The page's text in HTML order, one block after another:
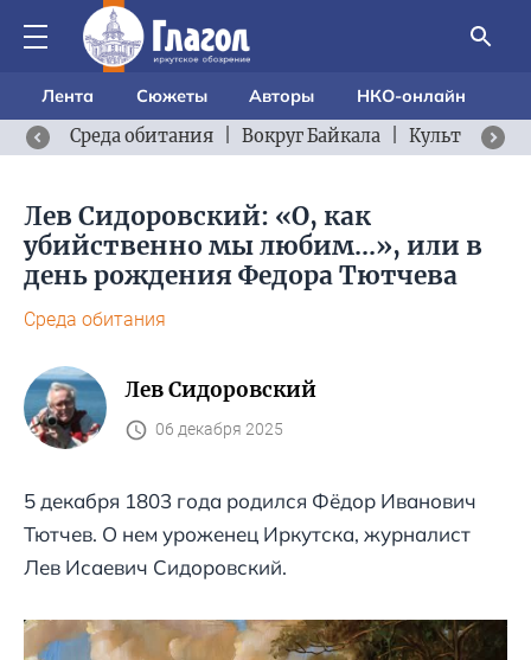
Лента Сюжеты Авторы
НКО-онлайн
Среда обитания
Вокруг Байкала Культурный
Лев Сидоровский: «О, как
убийственно мы любим...», или в
день рождения Федора Тютчева
Среда обитания
Лев Сидоровский
06 декабря 2025
5 декабря 1803 года родился Фёдор Иванович
Тютчев. О нем уроженец Иркутска, журналист
Лев Исаевич Сидоровский.